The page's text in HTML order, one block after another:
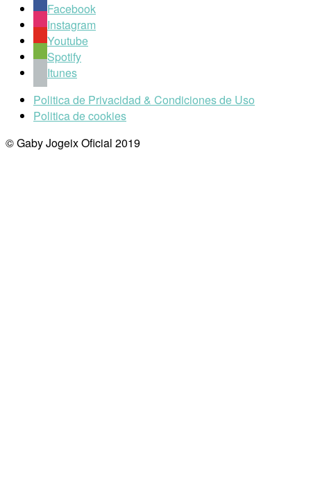
Facebook
Instagram
Youtube
Spotify
Itunes
Politica de Privacidad & Condiciones de Uso
Politica de cookies
© Gaby Jogeix Oficial 2019